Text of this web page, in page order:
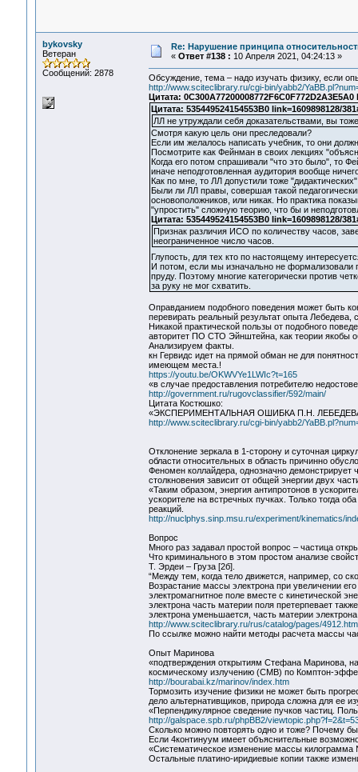
bykovsky
Ветеран
Сообщений: 2878
Re: Нарушение принципа
« Ответ #138 : 10 Апреля 2021, 04:24:13 »
Обсуждение, тема – надо изучать физику, если
http://www.sciteclibrary.ru/cgi-bin/yabb2/
Цитата:
Цитата: 535449524154553B0 link=1609898128/
ЛЛ не утруждали себя доказательствами, вы
Смотря какую цель они преследовали?
Если им желалось написать учебник, то они
Посмотрите как Фейнман в своих лекциях
Когда его потом спрашивали "что это было", то
иначе неподготовленная аудитория вообще
Как по мне, то ЛЛ допустили тоже
Были ли ЛЛ правы, совершая такой
основоположников, или никак. Но практика
"упростить" сложную теорию, что бы и
Цитата: 535449524154553B0 link=1609898128/
Признак различия ИСО по количеству часов,
неограниченное число часов.
Глупость, для тех кто по настоящему
И потом, если мы изначально не формализовали
пруду. Поэтому многие категорически против
за руку не мог схватить.
Оправданием подобного поведения может быть
перевирать реальный результат опыта Лебедева,
Никакой практической пользы от подобного
авторитет ПО СТО Эйнштейна, как теории якобы
Анализируем факты.
кн Гервидс идет на прямой обман не для
имеющем места.!
https://youtu.be/OKWVYe1LWIc?t=165
«в случае предоставления потребителю
http://government.ru/rugovclassifier/592/main/
Цитата Костюшко:
«ЭКСПЕРИМЕНТАЛЬНАЯ ОШИБКА П.Н.
http://www.sciteclibrary.ru/cgi-bin/yabb2/
Отклонение зеркала в 1-сторону и суточная
области относительных в область причинно
Феномен коллайдера, однозначно демонстрирует
столкновения зависит от общей энергии двух
«Таким образом, энергия антипротонов в
ускорителе на встречных пучках. Только тогда
реакций.
http://nuclphys.sinp.msu.ru/experiment/kinematics/
Вопрос
Много раз задавал простой вопрос – частица
Что криминального в этом простом анализе
Т. Эрдеи – Груза [2б].
“Между тем, когда тело движется, например, со
Возрастание массы электрона при увеличении
электромагнитное поле вместе с кинетической
электрона часть материи поля претерпевает
электрона уменьшается, часть материи
http://www.sciteclibrary.ru/rus/catalog/pages/
По ссылке можно найти методы расчета массы
Опыт Маринова
«подтверждения открытиям Стефана Маринова,
космическому излучению (CMB) по Комптон-
http://bourabai.kz/marinov/index.htm
Тормозить изучение физики не может быть
дело альтернативщиков, природа сложна для ее
«Перпендикулярное сведение пучков частиц.
http://galspace.spb.ru/phpBB2/
Сколько можно повторять одно и тоже? Почему
Если 4континуум имеет объяснительные
«Систематическое изменение массы килограмма
Остальные платино-иридиевые копии также